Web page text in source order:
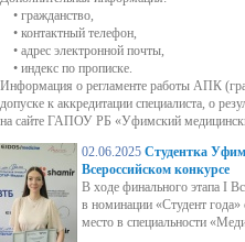
• гражданство,
• контактный телефон,
• адрес электронной почты,
• индекс по прописке.
Информация о регламенте работы АПК
допуске к аккредитации специалиста, о
на сайте ГАПОУ РБ «Уфимский
02.06.2025 Студентка
Всероссийском конкурсе
В ходе финального этапа I
в номинации «Студент
место в специальности